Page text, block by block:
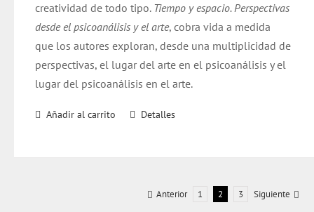
creatividad de todo tipo. Tiempo y espacio. Perspectivas
desde el psicoanálisis y el arte, cobra vida a medida
que los autores exploran, desde una multiplicidad de
perspectivas, el lugar del arte en el psicoanálisis y el
lugar del psicoanálisis en el arte.
Añadir al carrito Detalles
Anterior 1 2 3 Siguiente